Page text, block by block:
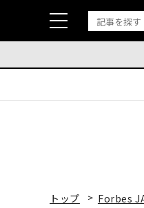
トップ Forbes